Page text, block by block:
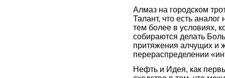
Алмаз на городском
Талант, что есть аналог
тем более в условиях,
собираются делать
притяжения алчущих и
перераспределении
Нефть и Идея, как